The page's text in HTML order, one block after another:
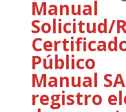
Manual
Solicitud/
Público
Manual
registro